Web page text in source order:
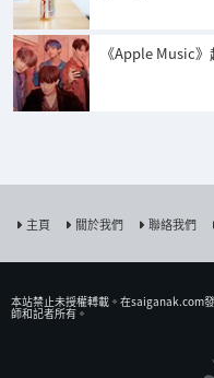
《Apple Music
主頁 關於我們 聯絡我們
本站禁止未授權𨍭載。在saiganak.com
師和記者所有。